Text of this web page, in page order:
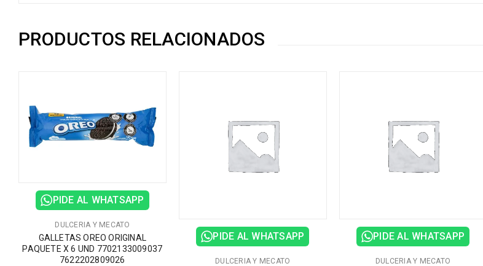
PRODUCTOS RELACIONADOS
PIDE AL WHATSAPP
DULCERIA Y MECATO
GALLETAS OREO ORIGINAL
PAQUETE X 6 UND 7702133009037
7622202809026
PIDE AL WHATSAPP
DULCERIA Y MECATO
PIDE AL WHATSAPP
DULCERIA Y MECATO